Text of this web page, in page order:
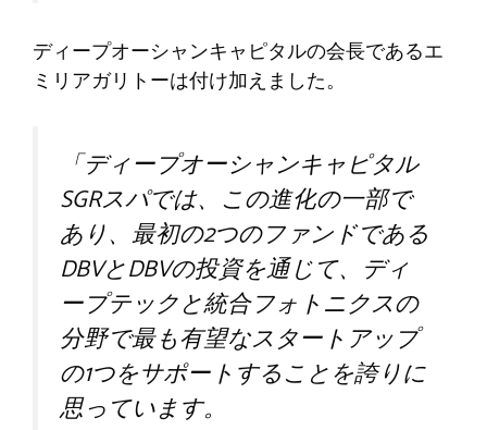
ディープオーシャンキャピタルの会長であるエ
ミリアガリトーは付け加えました。
「ディープオーシャンキャピタル
SGRスパでは、この進化の一部で
あり、最初の2つのファンドである
DBVとDBVの投資を通じて、ディ
ープテックと統合フォトニクスの
分野で最も有望なスタートアップ
の1つをサポートすることを誇りに
思っています。